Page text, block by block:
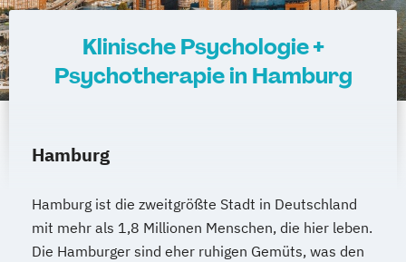
Klinische Psychologie +
Psychotherapie in Hamburg
Hamburg
Hamburg ist die zweitgrößte Stadt in Deutschland
mit mehr als 1,8 Millionen Menschen, die hier leben.
Die Hamburger sind eher ruhigen Gemüts, was den